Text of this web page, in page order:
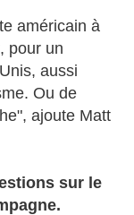
américain à
pour un
aussi
Ou de
ajoute Matt
sur le